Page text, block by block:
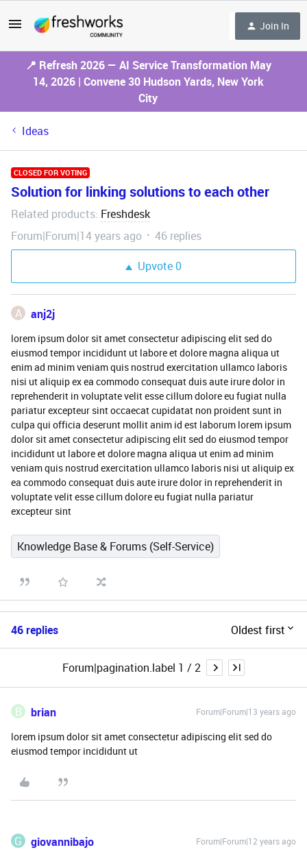
Join In
📍 Refresh 2026 — AI Service Transformation May
14, 2026 | Convene 30 Hudson Yards, New York
City
Ideas
CLOSED FOR VOTING
Solution for linking solutions to each other
Related products: Freshdesk
Forum|Forum|14 years ago
46 replies
Upvote0
A anj2j
lorem ipsum dolor sit amet consectetur adipiscing elit sed do
eiusmod tempor incididunt ut labore et dolore magna aliqua ut
enim ad minim veniam quis nostrud exercitation ullamco laboris
nisi ut aliquip ex ea commodo consequat duis aute irure dolor in
reprehenderit in voluptate velit esse cillum dolore eu fugiat nulla
pariatur excepteur sint occaecat cupidatat non proident sunt in
culpa qui officia deserunt mollit anim id est laborum lorem ipsum
dolor sit amet consectetur adipiscing elit sed do eiusmod tempor
incididunt ut labore et dolore magna aliqua ut enim ad minim
veniam quis nostrud exercitation ullamco laboris nisi ut aliquip ex
ea commodo consequat duis aute irure dolor in reprehenderit in
voluptate velit esse cillum dolore eu fugiat nulla pariatur
excepteur sint
Knowledge Base & Forums (Self-Service)
46 replies Oldest first
Forum|pagination.label 1 / 2
B brian Forum|Forum|13 years ago
lorem ipsum dolor sit amet consectetur adipiscing elit sed do
eiusmod tempor incididunt ut
G giovannibajo Forum|Forum|12 years ago